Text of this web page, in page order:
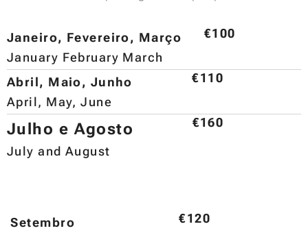
Janeiro, Fevereiro, Março
January February March
€100
Abril, Maio, Junho
April, May, June
€110
Julho e Agosto
July and August
€160
Setembro
€120